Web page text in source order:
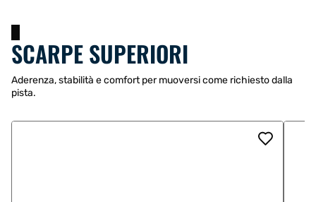
SCARPE SUPERIORI
Aderenza, stabilità e comfort per muoversi come richiesto dalla
pista.